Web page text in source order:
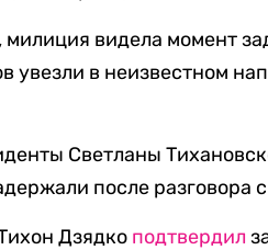
видела момент
увезли в неизвестном
Светланы
после разговора
Дзядко подтвердил